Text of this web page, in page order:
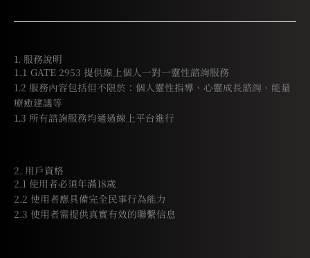
1. 服務說明
1.1 GATE 2953 提供線上個人一對一靈性諮詢服務
1.2 服務內容包括但不限於：個人靈性指導、心靈成長諮詢、能量
療癒建議等
1.3 所有諮詢服務均通過線上平台進行
2. 用戶資格
2.1 使用者必須年滿18歲
2.2 使用者應具備完全民事行為能力
2.3 使用者需提供真實有效的聯繫信息